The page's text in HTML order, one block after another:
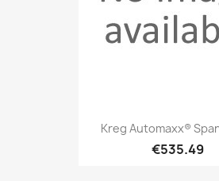
Kreg Automaxx®
€535.49